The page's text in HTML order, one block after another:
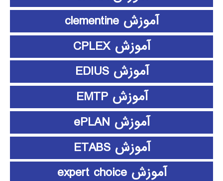
آموزش clementine
آموزش CPLEX
آموزش EDIUS
آموزش EMTP
آموزش ePLAN
آموزش ETABS
آموزش expert choice